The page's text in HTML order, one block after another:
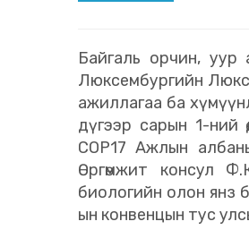
Байгаль орчин, уур
Люксембургийн
ажиллагаа ба
дүгээр сарын 1-ний
СОР17 Ажлын
Өргөмжит консул
биологийн олон янз
ын конвенцын тус